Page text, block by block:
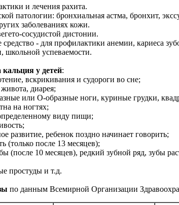
и лечения рахита.
патологии: бронхиальная астма, бронхит,
заболеваниях кожи.
сосудистой дистонии.
- для профилактики анемии, кариеса
школьной успеваемости.
у детей:
вскрикивания и судороги во сне;
диарея;
или О-образные ноги, куриные грудки,
на ногтях;
виду пищи;
развитие, ребенок поздно начинает говорить;
(только после 13 месяцев);
(после 10 месяцев), редкий зубной ряд, зубы
простуды и т.д.
по данным Всемирной Организации